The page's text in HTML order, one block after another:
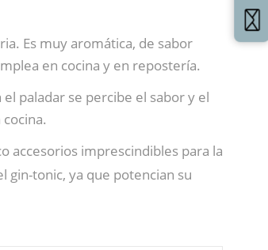
Es muy aromática, de sabor
en cocina y en repostería.
paladar se percibe el sabor y el
accesorios imprescindibles para la
gin-tonic, ya que potencian su